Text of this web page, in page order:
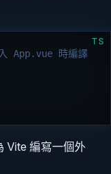
TS
App.vue 時編譯
Vite 編寫一個外